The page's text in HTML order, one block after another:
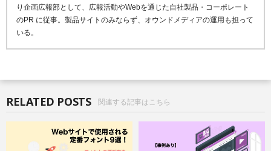
り企画広報部として、広報活動やWebを通じた自社製品・コーポレート
のPR に従事。製品サイトのみならず、オウンドメディアの運用も担って
いる。
RELATED POSTS 関連する記事はこちら